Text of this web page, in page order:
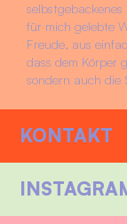
für mich gelebte
Freude, aus
dass dem Körper
sondern auch die
KONTAKT